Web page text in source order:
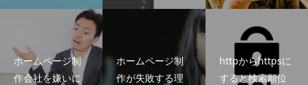
ホームページ制
作会社を嫌いに
ホームページ制
作が失敗する理
httpからhttpsに
すると検索順位